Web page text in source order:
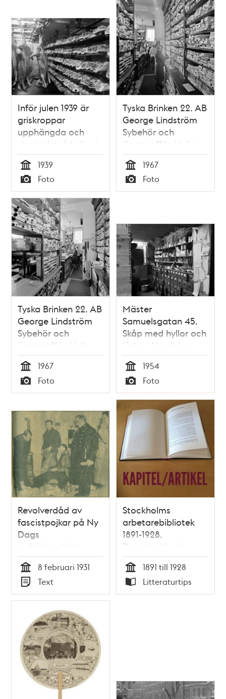
Inför julen 1939 är
griskroppar
upphängda och
styckade på hyllor i
slakteri.
Tid
1939
Typ
Foto
Tyska Brinken 22. AB
George Lindström
Sybehör och
Knappaffär. Hyllor
med knappaskar
Tid
1967
Typ
Foto
Tyska Brinken 22. AB
George Lindström
Sybehör och
Knappaffär. Hyllor
med knappaskar
Tid
1967
Typ
Foto
Mäster
Samuelsgatan 45.
Skåp med hyllor och
lådor i Nordiska
Fröhandeln
Tid
1954
Typ
Foto
Revolverdåd av
fascistpojkar på Ny
Dags
redaktionslokal.
Sillén skulle slås i
bojor
Tid
8 februari 1931
Typ
Text
Stockholms
arbetarebibliotek
1891-1928.
Demokrati och
politiskt
medborgarskap /
Mats Myrstener
Tid
1891 till 1928
Typ
Litteraturtips